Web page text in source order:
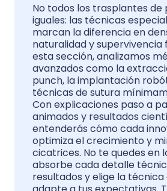
No todos los trasplantes de
iguales: las técnicas
marcan la diferencia en
naturalidad y supervivencia
esta sección, analizamos
avanzados como la
punch, la implantación
técnicas de sutura
Con explicaciones paso a
animados y resultados
entenderás cómo cada
optimiza el crecimiento y
cicatrices. No te quedes en
absorbe cada detalle
resultados y elige la técnica